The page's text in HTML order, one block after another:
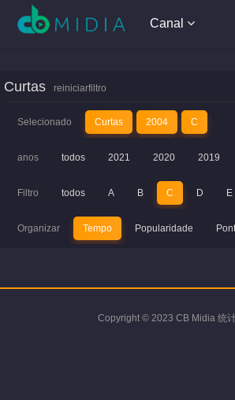
Canal
Curtas reiniciarfiltro
Selecionado Curtas 2004 C
anos todos 2021 2020 2019
Filtro todos A B C D E
Organizar Tempo Popularidade
Copyright © 2023 CB Midia 统